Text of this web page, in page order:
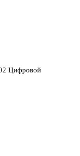
Цифровой